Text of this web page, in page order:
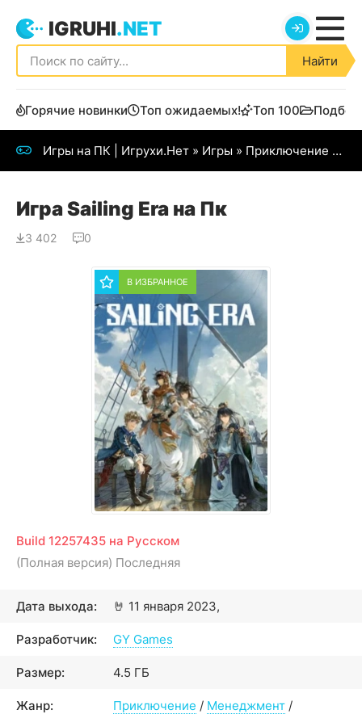
IGRUHI.NET
Найти
Горячие новинки Топ ожидаемых! Топ 100
Игры на ПК | Игрухи.Нет » Игры » Приключение
Игра Sailing Era на Пк
3 402 0
В ИЗБРАННОЕ
Build 12257435 на Русском
(Полная версия) Последняя
🤘
Дата выхода: 11 января 2023,
Разработчик: GY Games
Размер: 4.5 ГБ
Жанр: Приключение / Менеджмент /